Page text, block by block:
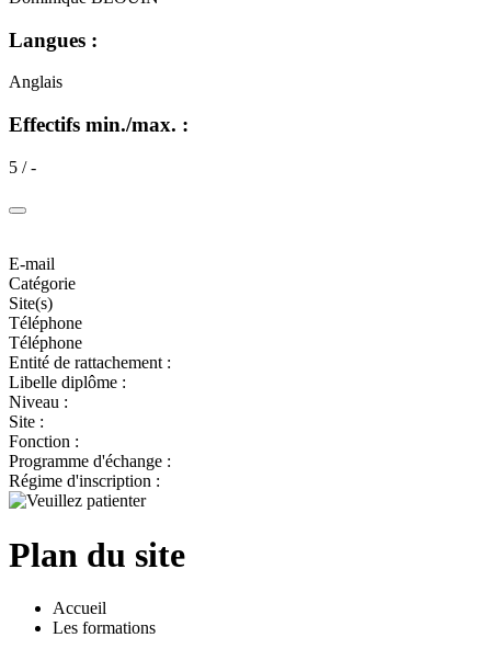
Langues :
Anglais
Effectifs min./max. :
5 / -
E-mail
Catégorie
Site(s)
Téléphone
Téléphone
Entité de rattachement :
Libelle diplôme :
Niveau :
Site :
Fonction :
Programme d'échange :
Régime d'inscription :
Plan du site
Accueil
Les formations